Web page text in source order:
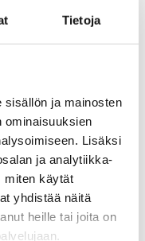
Tietoja
sisällön ja mainosten
ominaisuuksien
Lisäksi
ja analytiikka-
miten käytät
yhdistää näitä
heille tai joita on
tai isolla
Samalla voit
ja tavoista tulla
jouluostokset